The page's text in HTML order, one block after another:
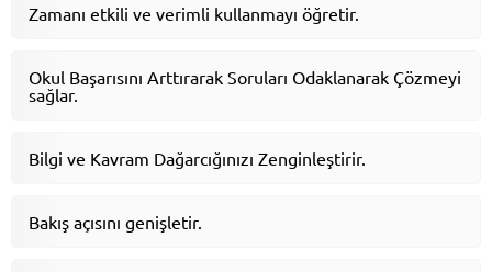
Zamanı etkili ve verimli kullanmayı öğretir.
Okul Başarısını Arttırarak Soruları Odaklanarak Çözmeyi
sağlar.
Bilgi ve Kavram Dağarcığınızı Zenginleştirir.
Bakış açısını genişletir.